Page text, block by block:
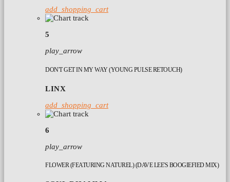
add_shopping_cart
5
play_arrow
DON'T GET IN MY WAY (YOUNG PULSE RETOUCH)
LINX
add_shopping_cart
6
play_arrow
FLOWER (FEATURING NATUREL) (DAVE LEE'S BOOGIEFIED MIX)